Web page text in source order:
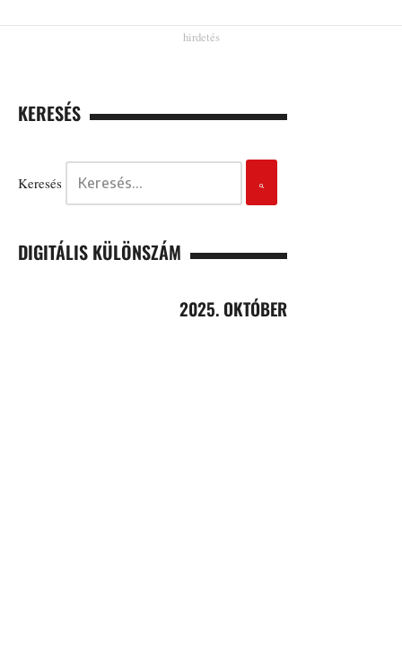
KERESÉS
Keresés
DIGITÁLIS KÜLÖNSZÁM
2025. OKTÓBER